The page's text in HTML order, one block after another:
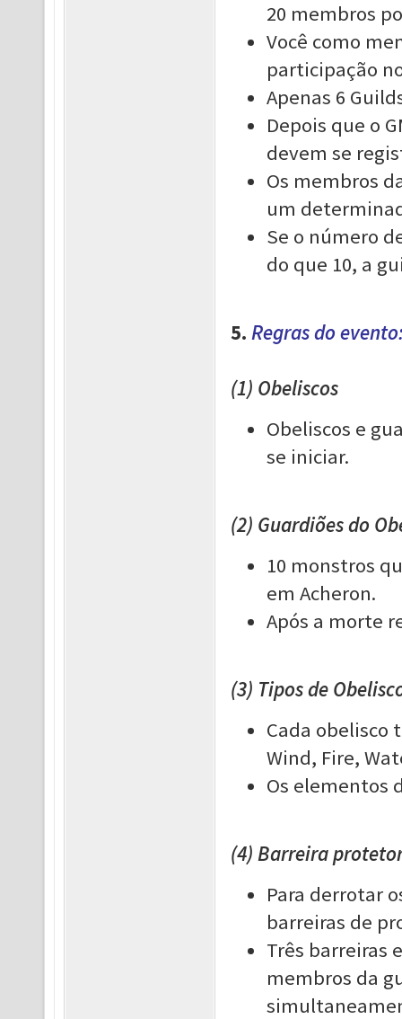
20 membros
Você como
participação
Apenas 6
Depois que o
devem se
Os membros
um
Se o número
do que 10, a
5. Regras do
(1) Obeliscos
Obeliscos e
se iniciar.
(2) Guardiões do
10 monstros
em Acheron.
Após a morte
(3) Tipos de
Cada obelisco
Wind, Fire,
Os elementos
(4) Barreira
Para derrotar
barreiras de
Três barreiras
membros da